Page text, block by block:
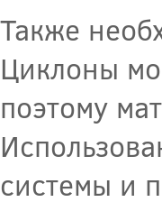
Также
Циклоны
поэтому
системы и